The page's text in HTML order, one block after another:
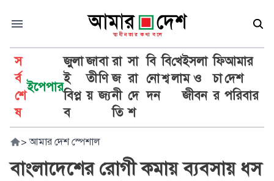
স
র্ব
শে
ষ
ইপেপার
জুলা
ই
বিপ্ল
ব
জা
তী
য়
বা
ণি
জ্য
রা
জ
নী
তি
সা
রা
দে
শ
বি
নো
দন
বি
শ্ব
খে
লা
ইসলা
ম ও
জীবন
ফি
চা
র
আমার
দেশ
পরিবার
> আমার দেশ স্পেশাল
বাংলাদেশের রোগী কমায় ব্যবসায় ধস